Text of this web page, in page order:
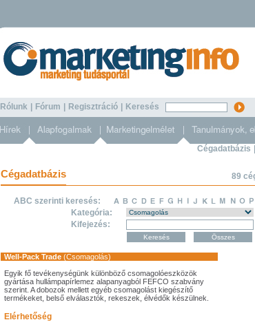
Rólunk Fórum Regisztráció Keresés
Cégadatbázis
Cégadatbázis 89
ABC szerinti keresés:
Kategória:
Kifejezés:
Well-Pack Trade (Csomagolás)
Egyik fő tevékenységünk különböző csomagolóeszközök
gyártása hullámpapírlemez alapanyagból FEFCO szabvány
szerint. A dobozok mellett egyéb csomagolást kiegészítő
termékeket, belső elválasztók, rekeszek, élvédők készülnek.
Elérhetőség